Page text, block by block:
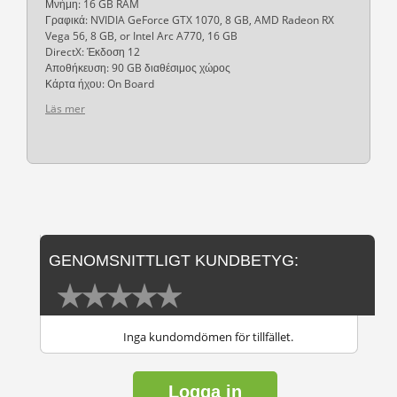
Μνήμη: 16 GB RAM
Γραφικά: NVIDIA GeForce GTX 1070, 8 GB, AMD Radeon RX
Vega 56, 8 GB, or Intel Arc A770, 16 GB
DirectX: Έκδοση 12
Αποθήκευση: 90 GB διαθέσιμος χώρος
Κάρτα ήχου: On Board
Läs mer
GENOMSNITTLIGT KUNDBETYG:
Inga kundomdömen för tillfället.
Logga in